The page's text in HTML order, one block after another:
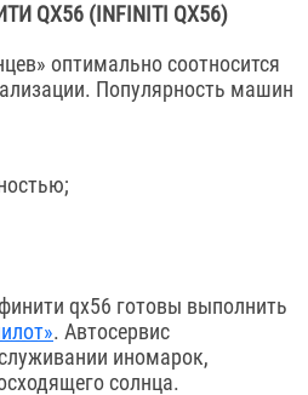
QX56 (INFINITI QX56)
оптимально соотносится
Популярность машин
qx56 готовы выполнить
. Автосервис
иномарок,
солнца.